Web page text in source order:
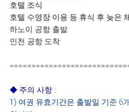
호텔 조식
호텔 수영장 이용 등 휴식 후 늦은
하노이 공항 출발
인천 공항 도착
◆ 주의 사항 :
1) 여권 유효기간은 출발일 기준 6